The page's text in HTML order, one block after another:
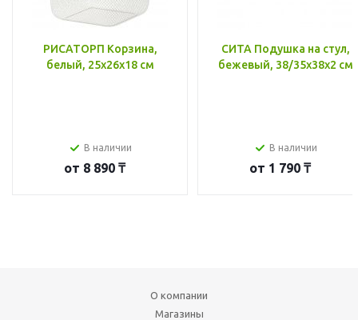
РИСАТОРП Корзина,
белый, 25x26x18 см
В наличии
от 8 890 ₸
СИТА Подушка на стул,
бежевый, 38/35x38x2 см
В наличии
от 1 790 ₸
О компании
Магазины